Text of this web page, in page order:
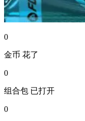
0
金币 花了
0
组合包 已打开
0